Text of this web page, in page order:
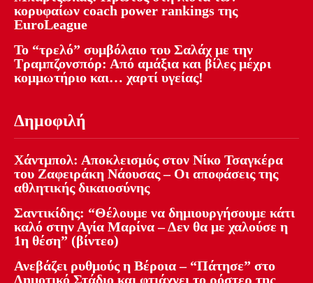
κορυφαίων coach power rankings της
EuroLeague
Το “τρελό” συμβόλαιο του Σαλάχ με την
Τραμπζονσπόρ: Από αμάξια και βίλες μέχρι
κομμωτήριο και… χαρτί υγείας!
Δημοφιλή
Χάντμπολ: Αποκλεισμός στον Νίκο Τσαγκέρα
του Ζαφειράκη Νάουσας – Οι αποφάσεις της
αθλητικής δικαιοσύνης
Σαντικίδης: “Θέλουμε να δημιουργήσουμε κάτι
καλό στην Αγία Μαρίνα – Δεν θα με χαλούσε η
1η θέση” (βίντεο)
Ανεβάζει ρυθμούς η Βέροια – “Πάτησε” στο
Δημοτικό Στάδιο και φτιάχνει το ρόστερ της